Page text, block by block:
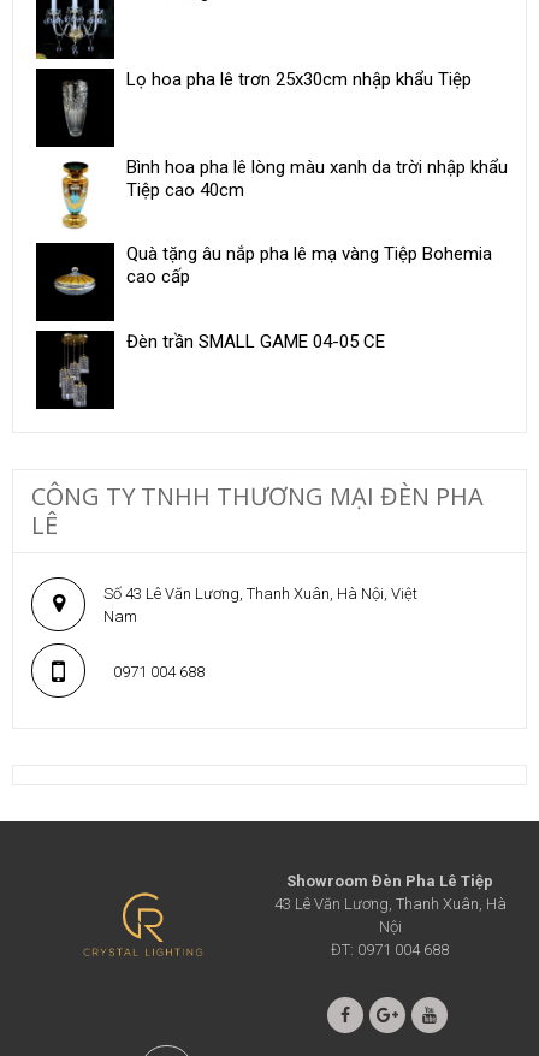
Lọ hoa pha lê trơn 25x30cm nhập khẩu Tiệp
Bình hoa pha lê lòng màu xanh da trời nhập khẩu
Tiệp cao 40cm
Quà tặng âu nắp pha lê mạ vàng Tiệp Bohemia
cao cấp
Đèn trần SMALL GAME 04-05 CE
CÔNG TY TNHH THƯƠNG MẠI ĐÈN PHA
LÊ
Số 43 Lê Văn Lương, Thanh Xuân, Hà Nội, Việt
Nam
0971 004 688
Showroom Đèn Pha Lê Tiệp
43 Lê Văn Lương, Thanh Xuân, Hà
Nội
ĐT: 0971 004 688